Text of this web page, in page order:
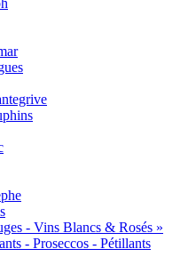
- Vins Blancs & Rosés »
- Proseccos - Pétillants